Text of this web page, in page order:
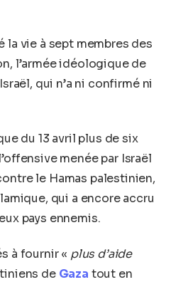
vie à sept membres des
l’armée idéologique de
qui n’a ni confirmé ni
du 13 avril plus de six
menée par Israël
le Hamas palestinien,
qui a encore accru
pays ennemis.
à fournir « plus d’aide
de Gaza tout en